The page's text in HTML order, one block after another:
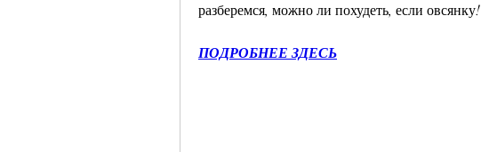
разберемся, можно ли похудеть, если овсянку!
ПОДРОБНЕЕ ЗДЕСЬ